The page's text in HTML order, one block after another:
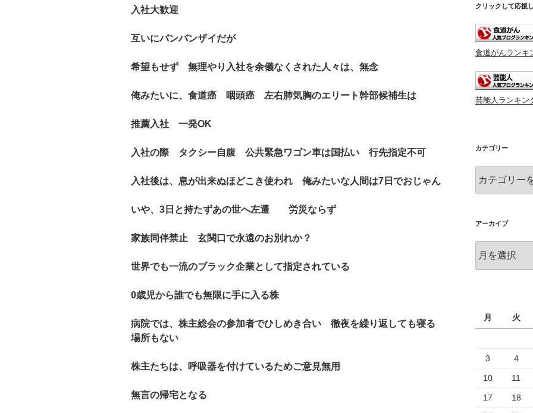
入社大歓迎
互いにバンバンザイだが
希望もせず 無理やり入社を余儀なくされた人々は、無念
俺みたいに、食道癌 咽頭癌 左右肺気胸のエリート幹部候補生は
推薦入社 一発OK
入社の際 タクシー自腹 公共緊急ワゴン車は国払い 行先指定不可
入社後は、息が出来ぬほどこき使われ 俺みたいな人間は7日でおじゃん
いや、3日と持たずあの世へ左遷 労災ならず
家族同伴禁止 玄関口で永遠のお別れか？
世界でも一流のブラック企業として指定されている
0歳児から誰でも無限に手に入る株
病院では、株主総会の参加者でひしめき合い 徹夜を繰り返しても寝る
場所もない
株主たちは、呼吸器を付けているためご意見無用
無言の帰宅となる
クリックして応援
食道がんランキ
芸能人ランキン
カテゴリー
テ
ー
アーカイブ
ー
月
火
3 4
10 11
17 18